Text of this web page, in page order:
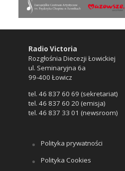
Radio Victoria
Rozgłośnia Diecezji Łowickiej
ul. Seminaryjna 6a
99-400 Łowicz
tel. 46 837 60 69 (sekretariat)
tel. 46 837 60 20 (emisja)
tel. 46 837 33 01 (newsroom)
Polityka prywatności
Polityka Cookies